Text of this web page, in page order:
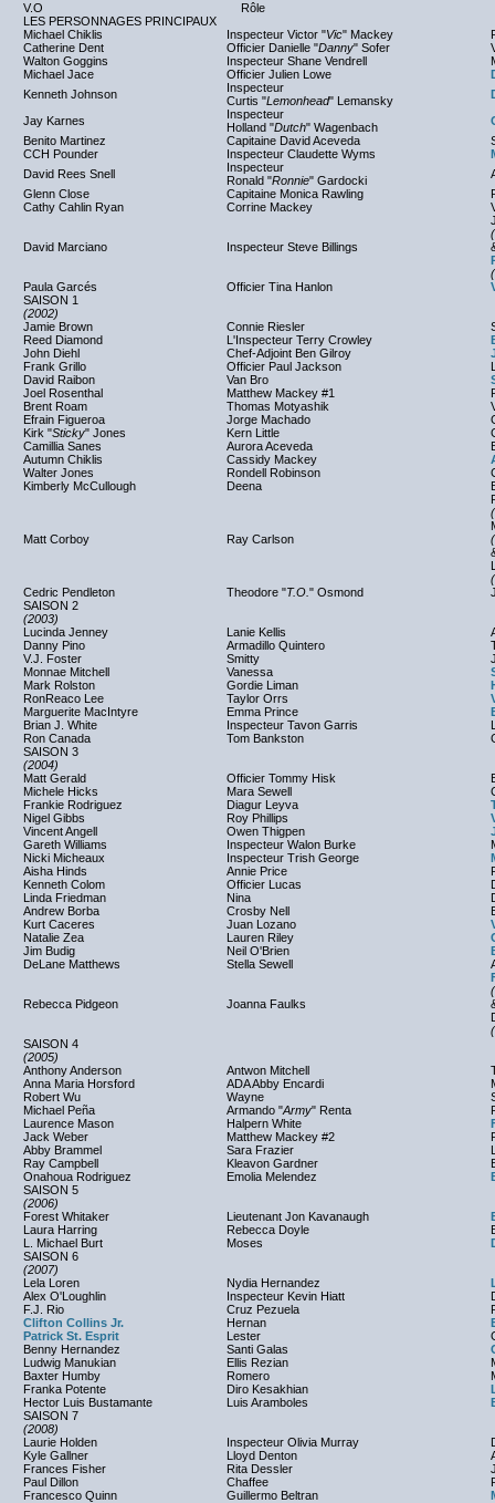
V.O
Rôle
LES PERSONNAGES PRINCIPAUX
Michael Chiklis
Inspecteur Victor "Vic" Mackey
Catherine Dent
Officier Danielle "Danny" Sofer
Walton Goggins
Inspecteur Shane Vendrell
Michael Jace
Officier Julien Lowe
Kenneth Johnson
Inspecteur
Curtis "Lemonhead" Lemansky
Jay Karnes
Inspecteur
Holland "Dutch" Wagenbach
Benito Martinez
Capitaine David Aceveda
CCH Pounder
Inspecteur Claudette Wyms
David Rees Snell
Inspecteur
Ronald "Ronnie" Gardocki
Glenn Close
Capitaine Monica Rawling
Cathy Cahlin Ryan
Corrine Mackey
David Marciano Inspecteur Steve Billings
Paula Garcés
Officier Tina Hanlon
SAISON 1
(2002)
Jamie Brown
Connie Riesler
Reed Diamond
L'Inspecteur Terry Crowley
John Diehl
Chef-Adjoint Ben Gilroy
Frank Grillo
Officier Paul Jackson
David Raibon
Van Bro
Joel Rosenthal
Matthew Mackey #1
Brent Roam
Thomas Motyashik
Efrain Figueroa
Jorge Machado
Kirk "Sticky" Jones Kern Little
Camillia Sanes
Aurora Aceveda
Autumn Chiklis
Cassidy Mackey
Walter Jones
Rondell Robinson
Kimberly McCullough
Deena
Matt Corboy Ray Carlson
Cedric Pendleton
Theodore "T.O. " Osmond
SAISON 2
(2003)
Lucinda Jenney
Lanie Kellis
Danny Pino
Armadillo Quintero
V.J. Foster
Smitty
Monnae Mitchell
Vanessa
Mark Rolston
Gordie Liman
RonReaco Lee
Taylor Orrs
Marguerite MacIntyre
Emma Prince
Brian J. White
Inspecteur Tavon Garris
Ron Canada
Tom Bankston
SAISON 3
(2004)
Matt Gerald
Officier Tommy Hisk
Michele Hicks
Mara Sewell
Frankie Rodriguez
Diagur Leyva
Nigel Gibbs
Roy Phillips
Vincent Angell
Owen Thigpen
Gareth Williams
Inspecteur Walon Burke
Nicki Micheaux
Inspecteur Trish George
Aisha Hinds
Annie Price
Kenneth Colom
Officier Lucas
Linda Friedman
Nina
Andrew Borba
Crosby Nell
Kurt Caceres
Juan Lozano
Natalie Zea
Lauren Riley
Jim Budig
Neil O'Brien
DeLane Matthews
Stella Sewell
Rebecca Pidgeon Joanna Faulks
SAISON 4
(2005)
Anthony Anderson
Antwon Mitchell
Anna Maria Horsford
ADA Abby Encardi
Robert Wu
Wayne
Michael Peña
Armando "Army" Renta
Laurence Mason
Halpern White
Jack Weber
Matthew Mackey #2
Abby Brammel
Sara Frazier
Ray Campbell
Kleavon Gardner
Onahoua Rodriguez
Emolia Melendez
SAISON 5
(2006)
Forest Whitaker
Lieutenant Jon Kavanaugh
Laura Harring
Rebecca Doyle
L. Michael Burt
Moses
SAISON 6
(2007)
Lela Loren
Nydia Hernandez
Alex O'Loughlin
Inspecteur Kevin Hiatt
F.J. Rio
Cruz Pezuela
Clifton Collins Jr.
Hernan
Patrick St. Esprit
Lester
Benny Hernandez
Santi Galas
Ludwig Manukian
Ellis Rezian
Baxter Humby
Romero
Franka Potente
Diro Kesakhian
Hector Luis Bustamante
Luis Aramboles
SAISON 7
(2008)
Laurie Holden
Inspecteur Olivia Murray
Kyle Gallner
Lloyd Denton
Frances Fisher
Rita Dessler
Paul Dillon
Chaffee
Francesco Quinn
Guillermo Beltran